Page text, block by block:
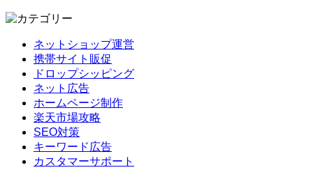
ネットショップ運営
携帯サイト販促
ドロップシッピング
ネット広告
ホームページ制作
楽天市場攻略
SEO対策
キーワード広告
カスタマーサポート